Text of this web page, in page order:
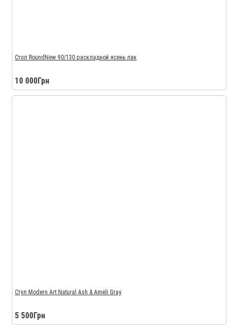
Стол RoundNew 90/130 раскладной ясень лак
10 000Грн
Стул Modern Art Natural Ash & Ameli Gray
5 500Грн